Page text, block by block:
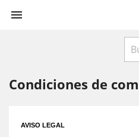

Condiciones de
AVISO LEGAL